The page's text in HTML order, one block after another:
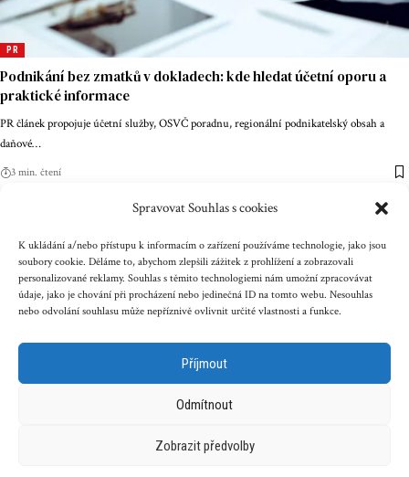
Spravovat Souhlas s cookies
K ukládání a/nebo přístupu k informacím o zařízení používáme technologie, jako jsou
soubory cookie. Děláme to, abychom zlepšili zážitek z prohlížení a zobrazovali
personalizované reklamy. Souhlas s těmito technologiemi nám umožní zpracovávat
údaje, jako je chování při procházení nebo jedinečná ID na tomto webu. Nesouhlas
nebo odvolání souhlasu může nepříznivě ovlivnit určité vlastnosti a funkce.
Příjmout
Odmítnout
Zobrazit předvolby
PR
Podnikání bez zmatků v dokladech: kde hledat účetní oporu a
praktické informace
PR článek propojuje účetní služby, OSVČ poradnu, regionální podnikatelský obsah a
daňové…
3 min. čtení
Kontakt Reklama Cookies Ochrana údajů
Copyright © 2023 zenazenam.cz
obsahu serveru včetně publikování nebo jiného
šíření obsahu serveru je bez písemného souhlasu těchto
společností zakázáno.
Související magazíny pro ženy a příběhy: